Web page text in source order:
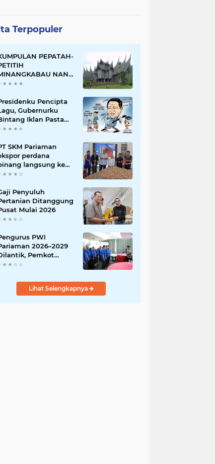
Terpopuler
PEPATAH-
NAN
Pencipta
Gubernurku
Iklan Pasta
SKM Pariaman
perdana
langsung ke
Penyuluh
Ditanggung
Mulai 2026
PWI
2026–2029
Pemkot
Sinergi dan
Lihat Selengkapnya